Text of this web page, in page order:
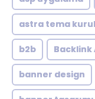
astra tema
b2b Backlink
banner design